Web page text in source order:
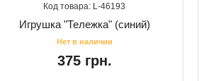
46193
Игрушка "Тележка" (синий)
375 грн.